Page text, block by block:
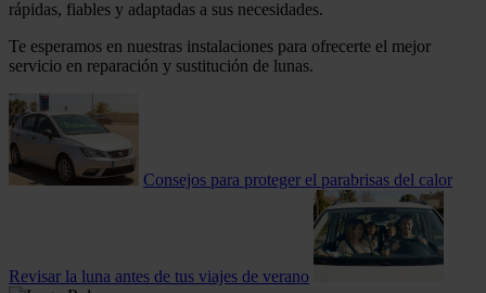
rápidas, fiables y adaptadas a sus necesidades.
Te esperamos en nuestras instalaciones para ofrecerte el mejor
servicio en reparación y sustitución de lunas.
Consejos para proteger el parabrisas del calor
Revisar la luna antes de tus viajes de verano